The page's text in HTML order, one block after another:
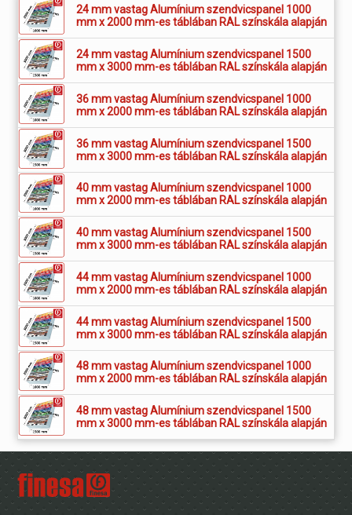
24 mm vastag Alumínium szendvicspanel 1000
mm x 2000 mm-es táblában RAL színskála alapján
24 mm vastag Alumínium szendvicspanel 1500
mm x 3000 mm-es táblában RAL színskála alapján
36 mm vastag Alumínium szendvicspanel 1000
mm x 2000 mm-es táblában RAL színskála alapján
36 mm vastag Alumínium szendvicspanel 1500
mm x 3000 mm-es táblában RAL színskála alapján
40 mm vastag Alumínium szendvicspanel 1000
mm x 2000 mm-es táblában RAL színskála alapján
40 mm vastag Alumínium szendvicspanel 1500
mm x 3000 mm-es táblában RAL színskála alapján
44 mm vastag Alumínium szendvicspanel 1000
mm x 2000 mm-es táblában RAL színskála alapján
44 mm vastag Alumínium szendvicspanel 1500
mm x 3000 mm-es táblában RAL színskála alapján
48 mm vastag Alumínium szendvicspanel 1000
mm x 2000 mm-es táblában RAL színskála alapján
48 mm vastag Alumínium szendvicspanel 1500
mm x 3000 mm-es táblában RAL színskála alapján